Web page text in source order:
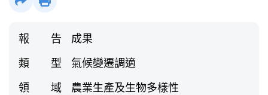
報 告 成果
類 型 氣候變遷調適
領 域 農業生產及生物多樣性